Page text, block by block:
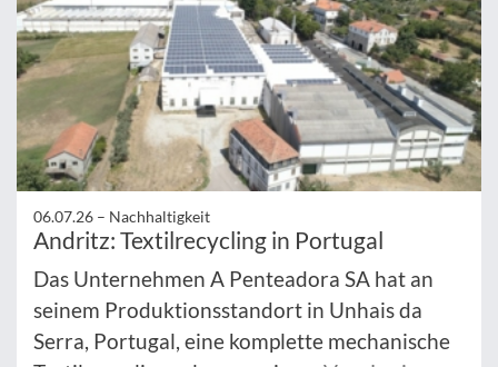
06.07.26 – Nachhaltigkeit
Andritz: Textilrecycling in Portugal
Das Unternehmen A Penteadora SA hat an
seinem Produktionsstandort in Unhais da
Serra, Portugal, eine komplette mechanische